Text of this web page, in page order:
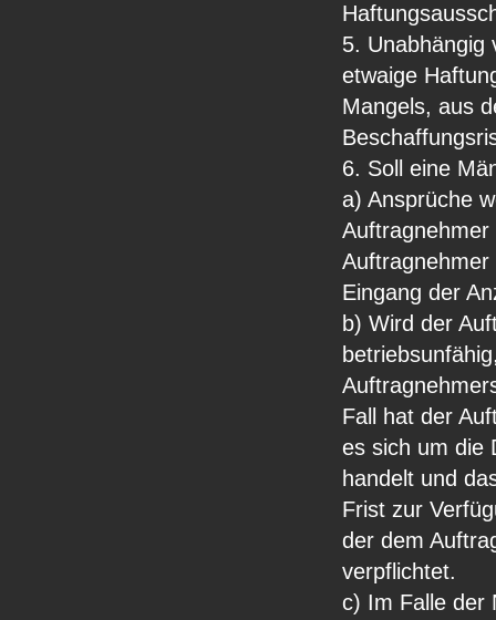
5. Unabhängig
etwaige
Mangels, aus
6. Soll eine
a) Ansprüche
Auftragnehmer
Eingang der
b) Wird der
Fall hat der
es sich um die
handelt und
Frist zur
der dem
verpflichtet.
c) Im Falle der